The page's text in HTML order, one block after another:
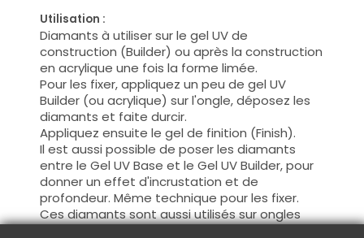
Utilisation :
Diamants à utiliser sur le gel UV de
construction (Builder) ou après la construction
en acrylique une fois la forme limée.
Pour les fixer, appliquez un peu de gel UV
Builder (ou acrylique) sur l'ongle, déposez les
diamants et faite durcir.
Appliquez ensuite le gel de finition (Finish).
Il est aussi possible de poser les diamants
entre le Gel UV Base et le Gel UV Builder, pour
donner un effet d'incrustation et de
profondeur. Même technique pour les fixer.
Ces diamants sont aussi utilisés sur ongles
naturels, pour les fixer, appliquez un peu de